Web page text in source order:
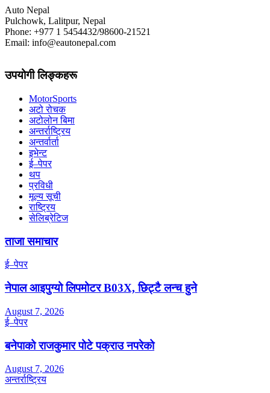
Auto Nepal
Pulchowk, Lalitpur, Nepal
Phone: +977 1 5454432/98600-21521
Email: info@eautonepal.com
उपयोगी लिङ्कहरू
MotorSports
अटो रोचक
अटोलोन बिमा
अन्तर्राष्ट्रिय
अन्तर्वार्ता
इभेन्ट
ई–पेपर
थप
प्रविधी
मूल्य सूची
राष्ट्रिय
सेलिब्रेटिज
ताजा समाचार
ई–पेपर
नेपाल आइपुग्यो लिपमोटर B03X, छिट्टै लन्च हुने
August 7, 2026
ई–पेपर
बनेपाको राजकुमार पोटे पक्राउ नपरेको
August 7, 2026
अन्तर्राष्ट्रिय